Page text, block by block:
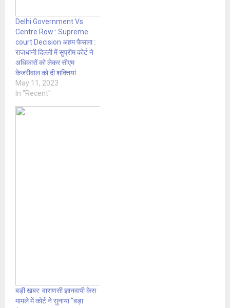
Delhi Government Vs
Centre Row : Supreme
court Decision अहम फैसला :
राजधानी दिल्ली में सुप्रीम कोर्ट ने
अधिकारों को लेकर सीएम
केजरीवाल को दी शक्तियां
May 11, 2023
In "Recent"
बड़ी खबर: वाराणसी ज्ञानवापी केस
मामले में कोर्ट ने सुनाया “बड़ा